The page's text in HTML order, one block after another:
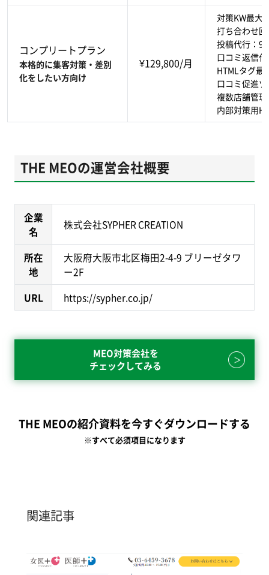
コンプリートプラン
本格的に集客対策・差別
化をしたい方向け
¥129,800/月
対策KW最大
打ち合わせ
投稿代行：
口コミ返信
HTMLタグ最
口コミ促進
複数店舗管
内部対策用
THE MEOの運営会社概要
企業
名
株式会社SYPHER CREATION
所在
地
大阪府大阪市北区梅田2-4-9 ブリーゼタワ
ー2F
URL
https://sypher.co.jp/
MEO対策会社を
チェックしてみる
THE MEOの紹介資料を今すぐダウンロードする
※すべて必須項目になります
関連記事